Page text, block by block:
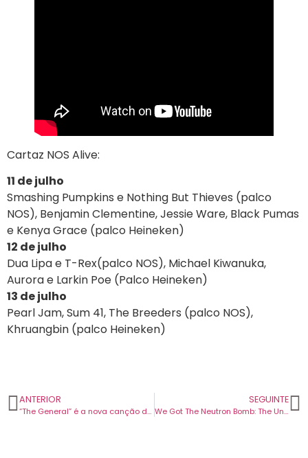
Cartaz NOS Alive:
11 de julho
Smashing Pumpkins e Nothing But Thieves (palco
NOS), Benjamin Clementine, Jessie Ware, Black Pumas
e Kenya Grace (palco Heineken)
12 de julho
Dua Lipa e T-Rex(palco NOS), Michael Kiwanuka,
Aurora e Larkin Poe (Palco Heineken)
13 de julho
Pearl Jam, Sum 41, The Breeders (palco NOS),
Khruangbin (palco Heineken)
ANTERIOR
“The General” é a nova canção dos Guns N’Roses.
SEGUINTE
We Got The Neutron Bomb: The Untold Story of L.A. Punk